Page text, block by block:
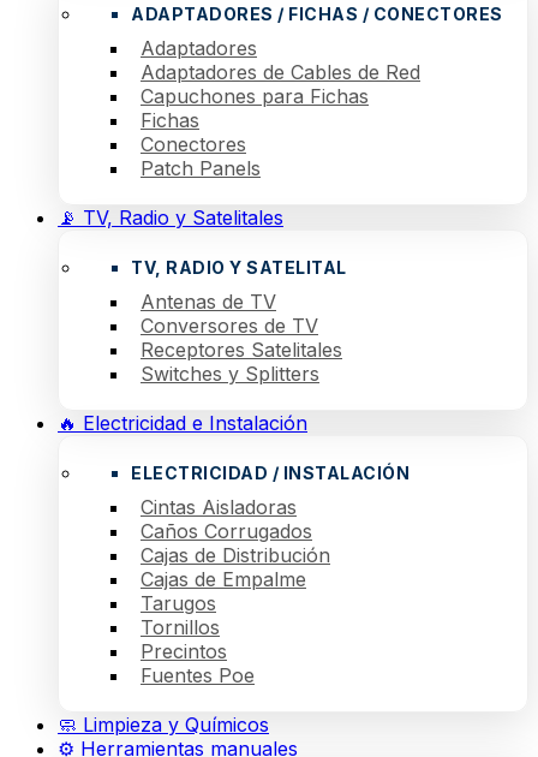
ADAPTADORES / FICHAS / CONECTORES
Adaptadores
Adaptadores de Cables de Red
Capuchones para Fichas
Fichas
Conectores
Patch Panels
📡 TV, Radio y Satelitales
TV, RADIO Y SATELITAL
Antenas de TV
Conversores de TV
Receptores Satelitales
Switches y Splitters
🔥 Electricidad e Instalación
ELECTRICIDAD / INSTALACIÓN
Cintas Aisladoras
Caños Corrugados
Cajas de Distribución
Cajas de Empalme
Tarugos
Tornillos
Precintos
Fuentes Poe
🧼 Limpieza y Químicos
⚙️ Herramientas manuales